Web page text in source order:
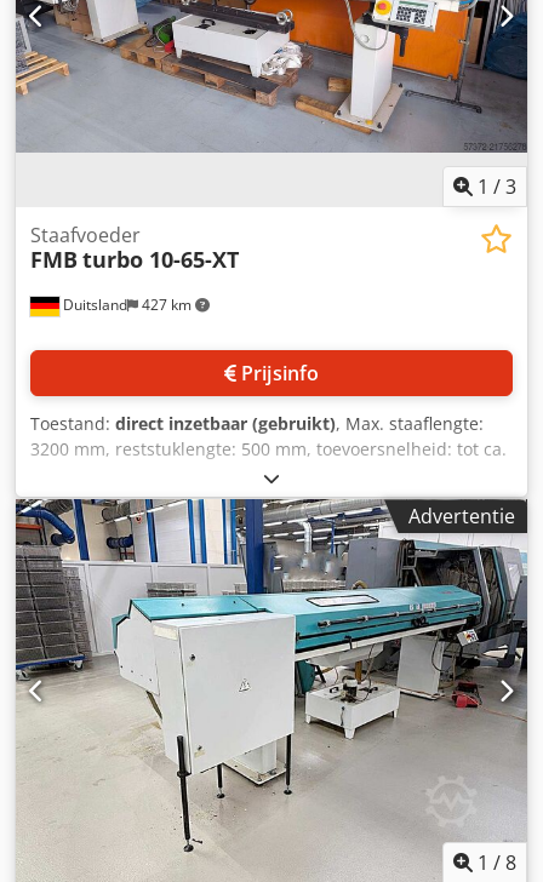
1 /3
Duitsland 427 km
Staafvoeder
FMB turbo 10-65-XT
Prijsinfo
Toestand: direct inzetbaar (gebruikt), Max. staaflengte:
3200 mm, reststuklengte: 500 mm, toevoersnelheid: tot ca.
700 mm/s, retoursnelheid: ca. 700 mm/s, opgenomen
vermogen: ca. 1,5 kW, met elektrisch schema. Een
bijzonderheid is dat de lader de staaf op de gewenste
lengte naar voren duwt, waardoor er geen machinestop
nodig is. Ook wordt het reststuk uit de machine in de
reststukcontainer van de lader afgevoerd. Bezichtigen op
locatie is mogelijk. Chsdey D Tn Aopfx Ab Uea
Advertentie
1 /8